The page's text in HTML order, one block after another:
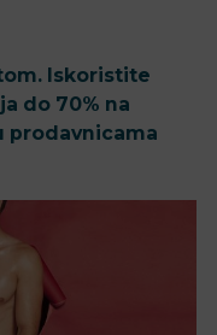
Iskoristite
do 70% na
prodavnicama